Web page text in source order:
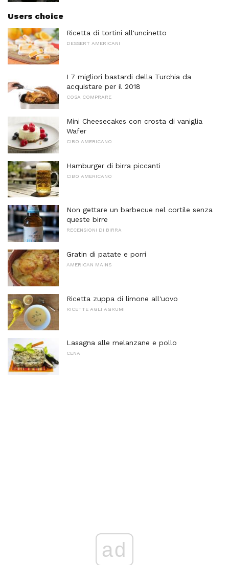
Users choice
Ricetta di tortini all'uncinetto
DESSERT AMERICANI
I 7 migliori bastardi della Turchia da
acquistare per il 2018
COSA COMPRARE
Mini Cheesecakes con crosta di vaniglia
Wafer
CIBO AMERICANO
Hamburger di birra piccanti
CIBO AMERICANO
Non gettare un barbecue nel cortile senza
queste birre
RECENSIONI DI BIRRA
Gratin di patate e porri
AMERICAN MAINS
Ricetta zuppa di limone all'uovo
RICETTE AGLI AGRUMI
Lasagna alle melanzane e pollo
CENA
ad